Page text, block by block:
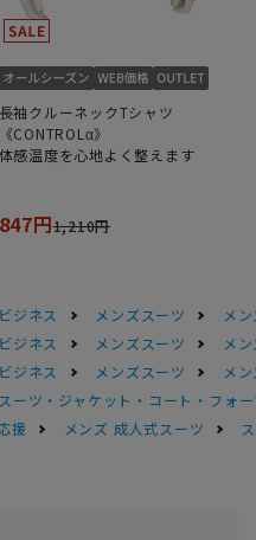
長袖クルーネックTシャツ
《CONTROLα》
体感温度を心地よく整えます
847円1,210円
ジネス メンズスーツ
メ
ジネス メンズスーツ
メ
ジネス メンズスーツ
メ
ーツ・ジャケット・コート・フォ
援 メンズ 成人式スーツ